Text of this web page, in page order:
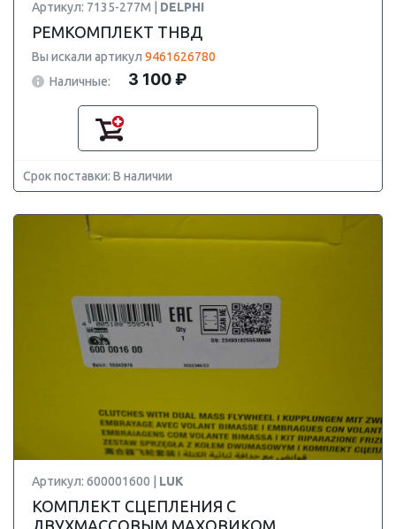
Артикул: 7135-277M | DELPHI
РЕМКОМПЛЕКТ ТНВД
Вы искали артикул 9461626780
Наличные:
3 100 ₽
Срок поставки: В наличии
Артикул: 600001600 | LUK
КОМПЛЕКТ СЦЕПЛЕНИЯ С
ДВУХМАССОВЫМ МАХОВИКОМ